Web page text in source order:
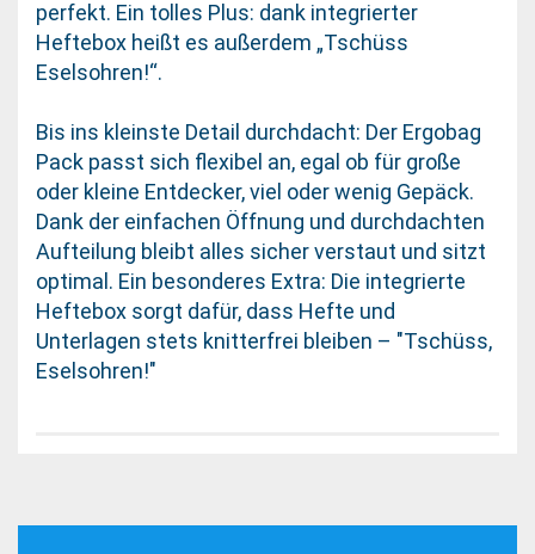
perfekt. Ein tolles Plus: dank integrierter
Heftebox heißt es außerdem „Tschüss
Eselsohren!“.
Bis ins kleinste Detail durchdacht: Der Ergobag
Pack passt sich flexibel an, egal ob für große
oder kleine Entdecker, viel oder wenig Gepäck.
Dank der einfachen Öffnung und durchdachten
Aufteilung bleibt alles sicher verstaut und sitzt
optimal. Ein besonderes Extra: Die integrierte
Heftebox sorgt dafür, dass Hefte und
Unterlagen stets knitterfrei bleiben – "Tschüss,
Eselsohren!"